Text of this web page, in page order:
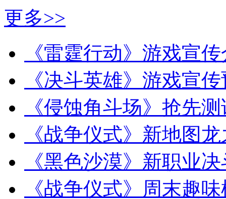
更多>>
《雷霆行动》游戏宣
《决斗英雄》游戏宣
《侵蚀角斗场》抢先
《战争仪式》新地图
《黑色沙漠》新职业
《战争仪式》周末趣